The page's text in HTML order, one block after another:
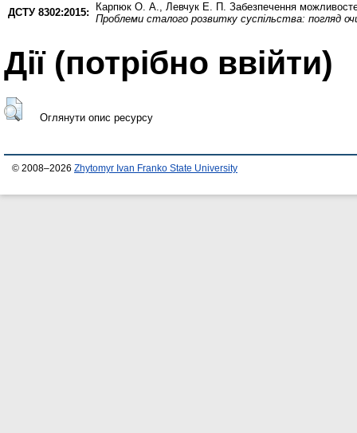
ДСТУ 8302:2015:
Карпюк О. А., Левчук Е. П. Забезпечення
Проблеми сталого розвитку суспільства: погляд
Дії ​​(потрібно ввійти)
Оглянути опис ресурсу
© 2008–2026 Zhytomyr Ivan Franko State University